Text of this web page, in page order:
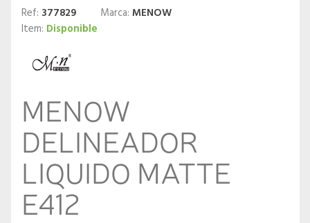
Ref: 377829 Marca: MENOW
Item: Disponible
MENOW
DELINEADOR
LIQUIDO MATTE
E412